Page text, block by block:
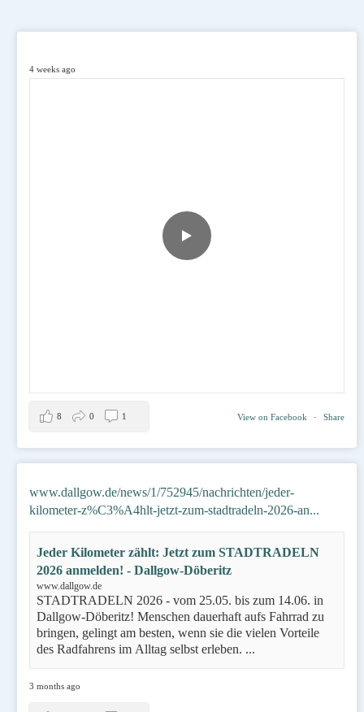
4 weeks ago
View on Facebook · Share
8 0 1
www.dallgow.de/news/1/752945/nachrichten/jeder-
kilometer-z%C3%A4hlt-jetzt-zum-stadtradeln-2026-an...
Jeder Kilometer zählt: Jetzt zum STADTRADELN
2026 anmelden! - Dallgow-Döberitz
www.dallgow.de
STADTRADELN 2026 - vom 25.05. bis zum 14.06. in
Dallgow-Döberitz! Menschen dauerhaft aufs Fahrrad zu
bringen, gelingt am besten, wenn sie die vielen Vorteile
des Radfahrens im Alltag selbst erleben. ...
3 months ago